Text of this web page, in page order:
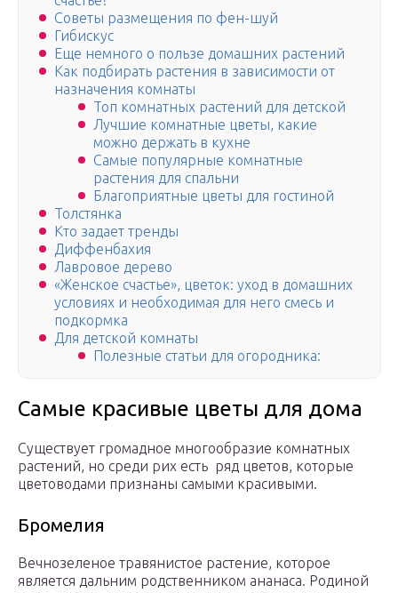
Советы размещения по фен-шуй
Гибискус
Еще немного о пользе домашних растений
Как подбирать растения в зависимости от
назначения комнаты
Топ комнатных растений для детской
Лучшие комнатные цветы, какие
можно держать в кухне
Самые популярные комнатные
растения для спальни
Благоприятные цветы для гостиной
Толстянка
Кто задает тренды
Диффенбахия
Лавровое дерево
«Женское счастье», цветок: уход в домашних
условиях и необходимая для него смесь и
подкормка
Для детской комнаты
Полезные статьи для огородника:
Самые красивые цветы для дома
Существует громадное многообразие комнатных
растений, но среди рих есть ряд цветов, которые
цветоводами признаны самыми красивыми.
Бромелия
Вечнозеленое травянистое растение, которое
является дальним родственником ананаса. Родиной